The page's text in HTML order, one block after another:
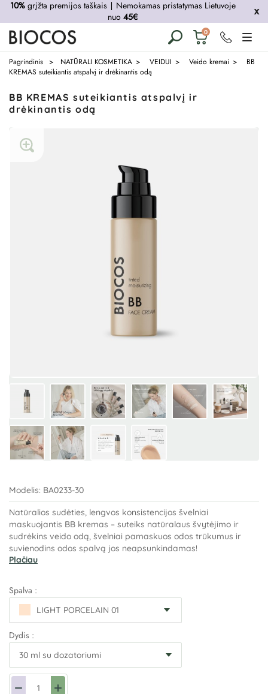
10%grįžta premijos taškais ∣ Nemokamas pristatymas Lietuvoje
nuo45€
0 Krepšelis
tuščias
Pagrindinis NATŪRALI KOSMETIKA VEIDUI Veido kremai
BB
KREMAS suteikiantis atspalvį ir drėkinantis odą
BB KREMAS suteikiantis atspalvį ir
drėkinantis odą
Modelis: BA0233-30
Natūralios sudėties, lengvos konsistencijos švelniai
maskuojantis BB kremas – suteiks natūralaus švytėjimo ir
sudrėkins veido odą, švelniai pamaskuos odos trūkumus ir
suvienodins odos spalvą jos neapsunkindamas!
Plačiau
Spalva :
LIGHT PORCELAIN 01
NATURAL BEIGE 04
ROSE IVORY 02
SAND MEDIUM 03
Dydis :